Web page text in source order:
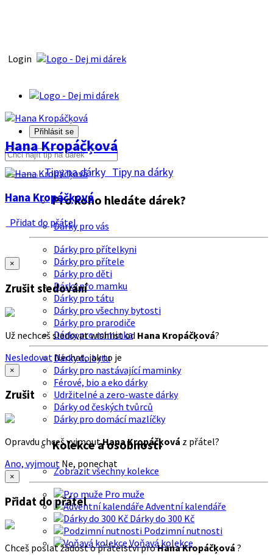
Login
Přihlásit se
Tipy na dárky Tipy na dárky
Pro koho hledáte dárek?
Dárky pro vás
Dárky pro přítelkyni
Dárky pro přítele
Dárky pro děti
Dárky pro mamku
Dárky pro tátu
Dárky pro všechny bytosti
Dárky pro prarodiče
Dárky pro miminka
Dárky do bytu
Dárky pro nastávající maminky
Férové, bio a eko dárky
Udržitelné a zero-waste dárky
Dárky od českých tvůrců
Dárky pro domácí mazlíčky
Kolekce a osobnosti
Zobrazit všechny kolekce
Pro muže
Adventní kalendáře
Dárky do 300 Kč
Podzimní nutnosti
Voňavá kolekce
Hana Kropáčķová
Hana Kropáčķová
Přidat do přátel
×
Zrušit sledování
Už nechceš sledovat wishlist od Hana Kropáčķová?
Nesledovat Nechat, jak to je
×
Zrušit
Opravdu chceš vyjmoutHana Kropáčķová z přátel?
Ano, vyjmout Ne, ponechat
×
Přidat do přátel
Chceš poslat žádost o přátelství proHana Kropáčķová ?